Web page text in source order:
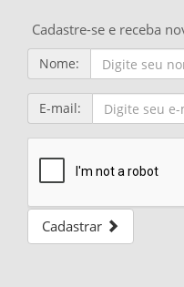
Cadastre-se e receba
Nome:
E-mail:
Cadastrar